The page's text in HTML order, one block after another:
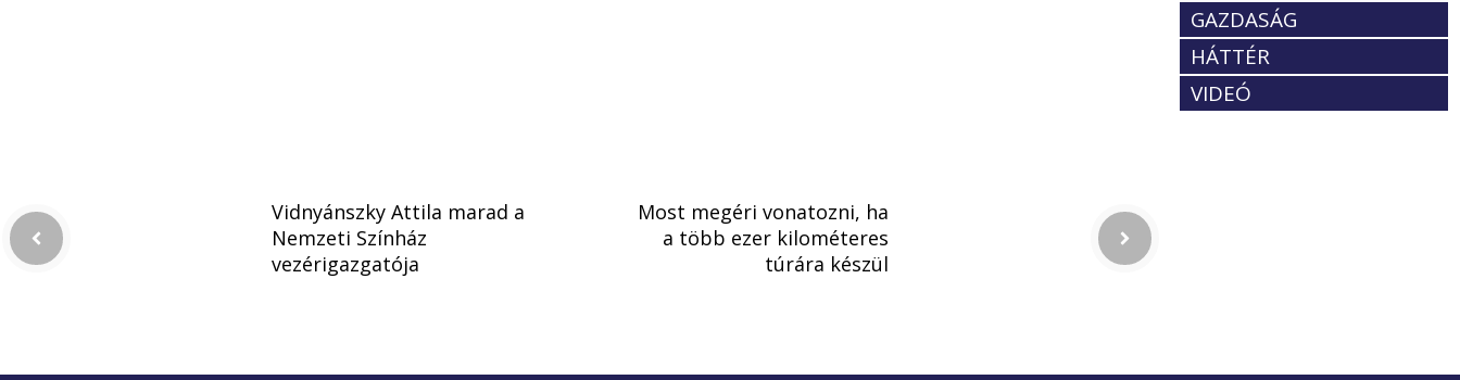
GAZDASÁG
HÁTTÉR
VIDEÓ
Vidnyánszky Attila marad a
Nemzeti Színház
vezérigazgatója
Most megéri vonatozni, ha
a több ezer kilométeres
túrára készül